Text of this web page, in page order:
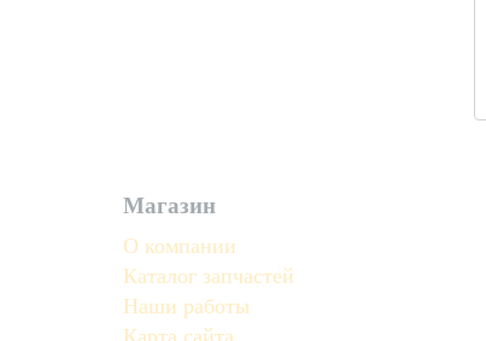
Магазин
О компании
Каталог запчастей
Наши работы
Карта сайта